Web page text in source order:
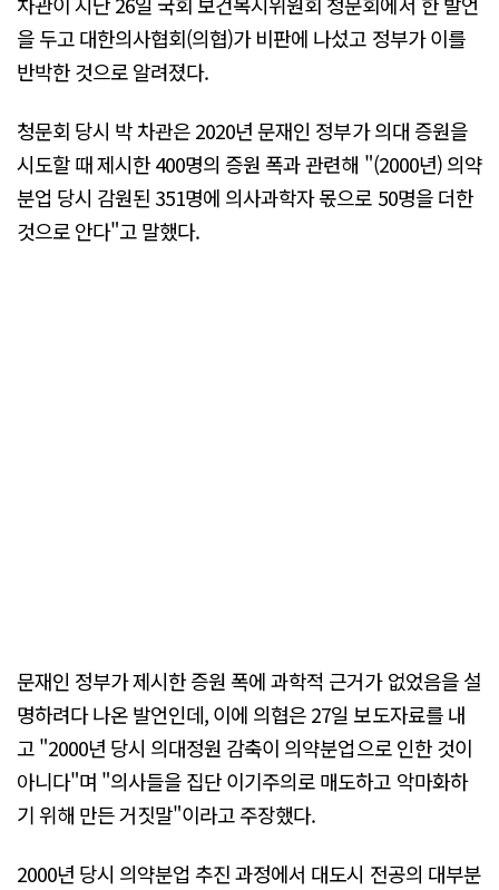
을 두고 대한의사협회(의협)가 비판에 나섰고 정부가 이를
반박한 것으로 알려졌다.
청문회 당시 박 차관은 2020년 문재인 정부가 의대 증원을
시도할 때 제시한 400명의 증원 폭과 관련해 "(2000년) 의약
분업 당시 감원된 351명에 의사과학자 몫으로 50명을 더한
것으로 안다"고 말했다.
문재인 정부가 제시한 증원 폭에 과학적 근거가 없었음을 설
명하려다 나온 발언인데, 이에 의협은 27일 보도자료를 내
고 "2000년 당시 의대정원 감축이 의약분업으로 인한 것이
아니다"며 "의사들을 집단 이기주의로 매도하고 악마화하
기 위해 만든 거짓말"이라고 주장했다.
2000년 당시 의약분업 추진 과정에서 대도시 전공의 대부분